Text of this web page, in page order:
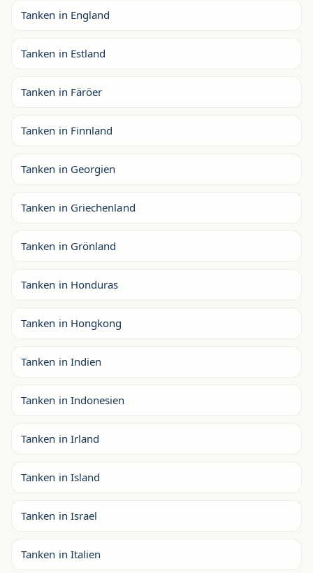
Tanken in England
Tanken in Estland
Tanken in Färöer
Tanken in Finnland
Tanken in Georgien
Tanken in Griechenland
Tanken in Grönland
Tanken in Honduras
Tanken in Hongkong
Tanken in Indien
Tanken in Indonesien
Tanken in Irland
Tanken in Island
Tanken in Israel
Tanken in Italien